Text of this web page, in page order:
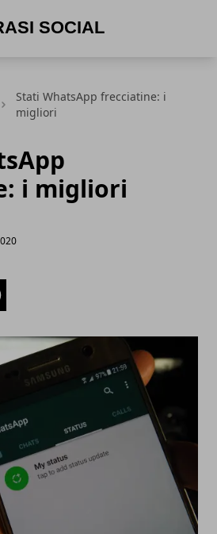
Stati WhatsApp frecciatine: i
migliori
i migliori